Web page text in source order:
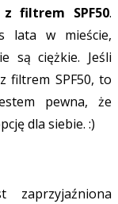
filtrem SPF50.
lata w mieście,
są ciężkie. Jeśli
filtrem SPF50, to
pewna, że
dla siebie. :)
zaprzyjaźniona